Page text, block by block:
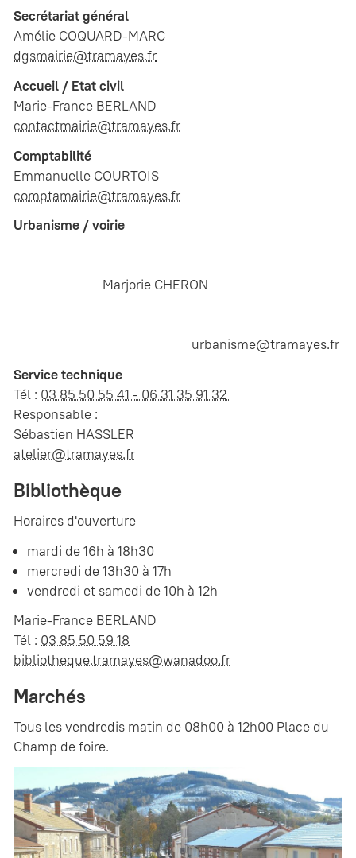
Secrétariat général
Amélie COQUARD-MARC
dgsmairie@tramayes.fr
Accueil / Etat civil
Marie-France BERLAND
contactmairie@tramayes.fr
Comptabilité
Emmanuelle COURTOIS
comptamairie@tramayes.fr
Urbanisme / voirie
Marjorie CHERON
urbanisme@tramayes.fr
Service technique
Tél : 03 85 50 55 41 - 06 31 35 91 32
Responsable :
Sébastien HASSLER
atelier@tramayes.fr
Bibliothèque
Horaires d'ouverture
mardi de 16h à 18h30
mercredi de 13h30 à 17h
vendredi et samedi de 10h à 12h
Marie-France BERLAND
Tél : 03 85 50 59 18
bibliotheque.tramayes@wanadoo.fr
Marchés
Tous les vendredis matin de 08h00 à 12h00 Place du
Champ de foire.